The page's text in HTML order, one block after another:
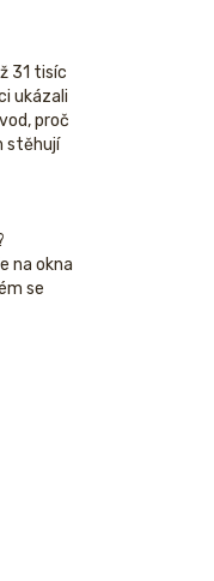
31 tisíc
ukázali
proč
stěhují
na okna
se